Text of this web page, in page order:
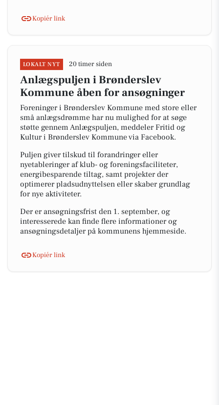
Kopiér link
LOKALT NYT 20 timer siden
Anlægspuljen i Brønderslev
Kommune åben for ansøgninger
Foreninger i Brønderslev Kommune med store eller
små anlægsdrømme har nu mulighed for at søge
støtte gennem Anlægspuljen, meddeler Fritid og
Kultur i Brønderslev Kommune via Facebook.
Puljen giver tilskud til forandringer eller
nyetableringer af klub- og foreningsfaciliteter,
energibesparende tiltag, samt projekter der
optimerer pladsudnyttelsen eller skaber grundlag
for nye aktiviteter.
Der er ansøgningsfrist den 1. september, og
interesserede kan finde flere informationer og
ansøgningsdetaljer på kommunens hjemmeside.
Kopiér link